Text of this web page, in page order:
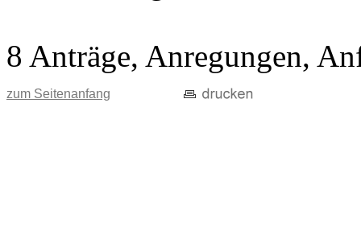
8 Anträge, Anregungen,
zum Seitenanfang